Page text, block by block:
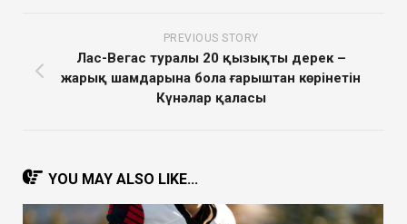
PREVIOUS STORY
Лас-Вегас туралы 20 қызықты дерек –
жарық шамдарына бола ғарыштан көрінетін
Күнәлар қаласы
YOU MAY ALSO LIKE...